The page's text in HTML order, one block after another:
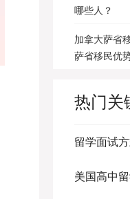
哪些人？
加拿大萨省
萨省移民优
热门关
留学面试
美国高中